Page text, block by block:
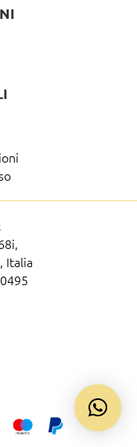
Italia